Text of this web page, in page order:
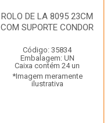
ROLO DE LA 8095 23CM
COM SUPORTE CONDOR
Código: 35834
Embalagem: UN
Caixa contém 24 un
*Imagem meramente
ilustrativa